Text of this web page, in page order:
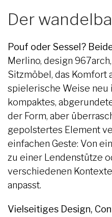
Der
Pouf oder Sessel?
Merlino, design
Sitzmöbel, das Komfort
spielerische Weise neu
kompaktes,
der Form, aber
gepolstertes Element
einfachen Geste: Von
zu einer Lendenstütze
verschiedenen
anpasst.
Vielseitiges Design,